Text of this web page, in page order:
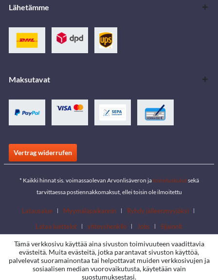
Lähetämme
Maksutavat
Vertrag widerrufen
* Kaikki hinnat sis. voimassaolevan Arvonlisäveron jatoimituskulutsekä
tarvittaessa postiennakkomaksut, ellei toisin ole ilmoitettu
Latausalue Myymäläpaikannin
Ryhdy jälleenmyyjäksi
Lataa luettelot
yhteyshenkilö Jobs Sijainnit
Tämä verkkosivu käyttää aina sivuston toimivuuteen vaadittavia
evästeitä. Muita evästeitä, jotka parantavat sivuston käyttöä,
palvelevat suoramainontaa tai helpottavat muiden verkkosivujen ja
sosiaalisen median vuorovaikutusta, käytetään vain
suostumuksestasi.